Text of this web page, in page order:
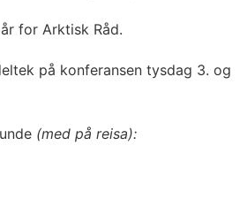
for Arktisk Råd.
på konferansen tysdag 3. og
(med på reisa):